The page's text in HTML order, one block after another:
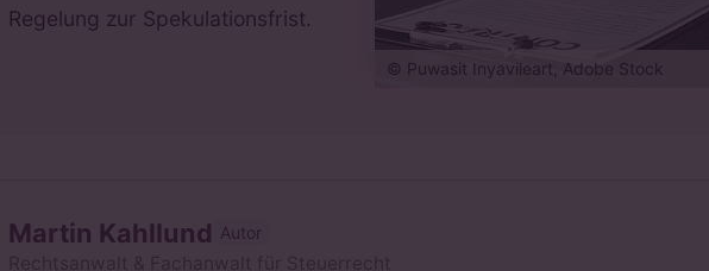
© Puwasit Inyavileart, Adobe Stock
Regelung zur Spekulationsfrist.
Martin Kahllund Autor